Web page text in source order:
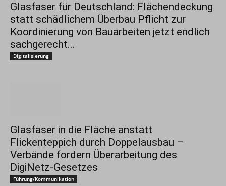
Glasfaser für Deutschland: Flächendeckung
statt schädlichem Überbau Pflicht zur
Koordinierung von Bauarbeiten jetzt endlich
sachgerecht...
Digitalisierung
Glasfaser in die Fläche anstatt
Flickenteppich durch Doppelausbau –
Verbände fordern Überarbeitung des
DigiNetz-Gesetzes
Führung/Kommunikation